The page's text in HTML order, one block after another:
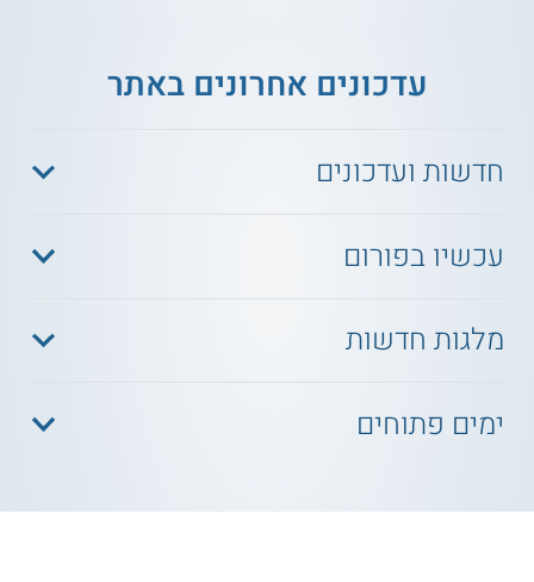
עדכונים אחרונים באתר
חדשות ועדכונים
עכשיו בפורום
מלגות חדשות
ימים פתוחים